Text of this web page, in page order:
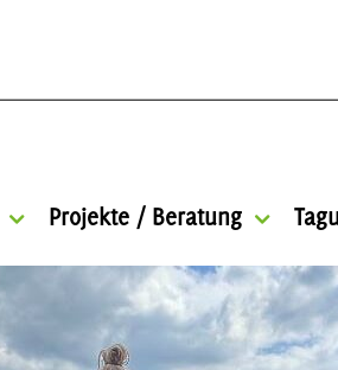
Projekte / Beratung